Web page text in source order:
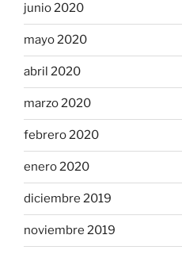
junio 2020
mayo 2020
abril 2020
marzo 2020
febrero 2020
enero 2020
diciembre 2019
noviembre 2019